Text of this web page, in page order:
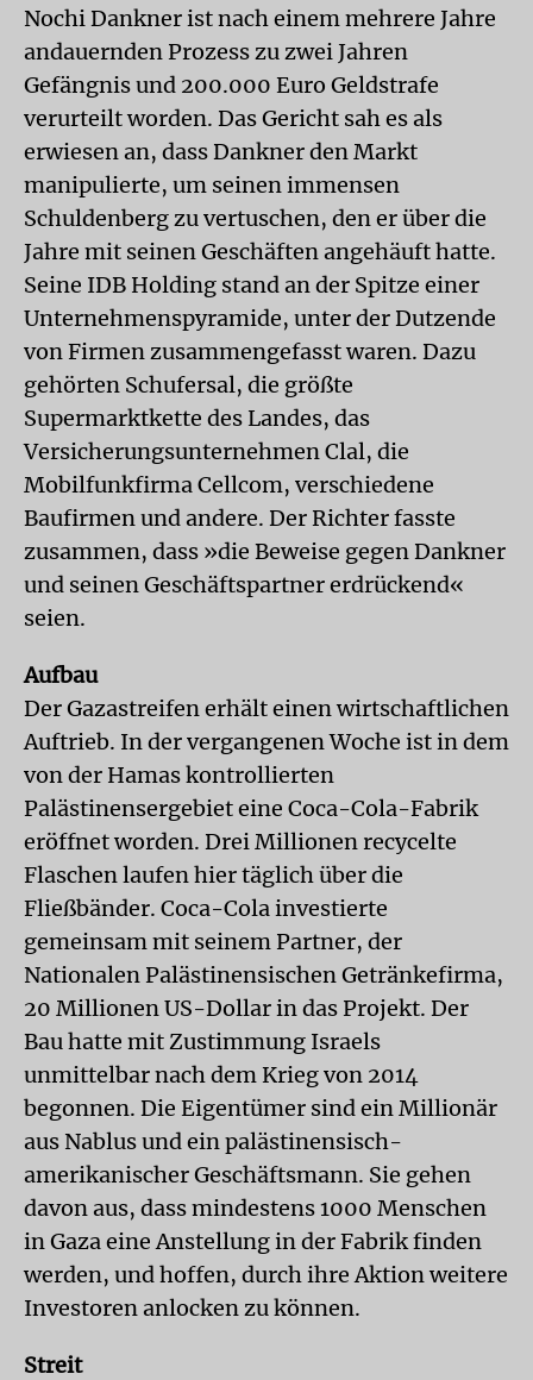
Nochi Dankner ist nach einem mehrere Jahre
andauernden Prozess zu zwei Jahren
Gefängnis und 200.000 Euro Geldstrafe
verurteilt worden. Das Gericht sah es als
erwiesen an, dass Dankner den Markt
manipulierte, um seinen immensen
Schuldenberg zu vertuschen, den er über die
Jahre mit seinen Geschäften angehäuft hatte.
Seine IDB Holding stand an der Spitze einer
Unternehmenspyramide, unter der Dutzende
von Firmen zusammengefasst waren. Dazu
gehörten Schufersal, die größte
Supermarktkette des Landes, das
Versicherungsunternehmen Clal, die
Mobilfunkfirma Cellcom, verschiedene
Baufirmen und andere. Der Richter fasste
zusammen, dass »die Beweise gegen Dankner
und seinen Geschäftspartner erdrückend«
seien.
Aufbau
Der Gazastreifen erhält einen wirtschaftlichen
Auftrieb. In der vergangenen Woche ist in dem
von der Hamas kontrollierten
Palästinensergebiet eine Coca-Cola-Fabrik
eröffnet worden. Drei Millionen recycelte
Flaschen laufen hier täglich über die
Fließbänder. Coca-Cola investierte
gemeinsam mit seinem Partner, der
Nationalen Palästinensischen Getränkefirma,
20 Millionen US-Dollar in das Projekt. Der
Bau hatte mit Zustimmung Israels
unmittelbar nach dem Krieg von 2014
begonnen. Die Eigentümer sind ein Millionär
aus Nablus und ein palästinensisch-
amerikanischer Geschäftsmann. Sie gehen
davon aus, dass mindestens 1000 Menschen
in Gaza eine Anstellung in der Fabrik finden
werden, und hoffen, durch ihre Aktion weitere
Investoren anlocken zu können.
Streit